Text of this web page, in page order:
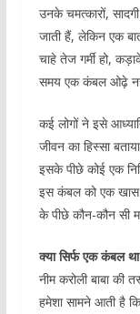
उनके चमत्कारों,
जाती हैं, लेकिन एक
चाहे तेज गर्मी हो,
समय एक कंबल ओढ़े
कई लोगों ने इसे
जीवन का हिस्सा
इसके पीछे कोई एक
इस कंबल को एक
के पीछे कौन-कौन सी
क्या सिर्फ एक कंबल
नीम करोली बाबा
हमेशा सामने आती है